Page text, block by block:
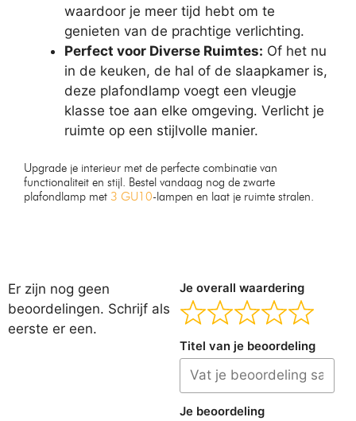
waardoor je meer tijd hebt om te
genieten van de prachtige verlichting.
Perfect voor Diverse Ruimtes: Of het nu
in de keuken, de hal of de slaapkamer is,
deze plafondlamp voegt een vleugje
klasse toe aan elke omgeving. Verlicht je
ruimte op een stijlvolle manier.
Upgrade je interieur met de perfecte combinatie van
functionaliteit en stijl. Bestel vandaag nog de zwarte
plafondlamp met 3 GU10-lampen en laat je ruimte stralen.
Er zijn nog geen
beoordelingen. Schrijf als
eerste er een.
Je overall waardering
Titel van je beoordeling
Je beoordeling